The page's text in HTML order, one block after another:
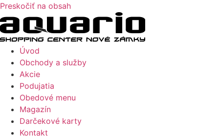
Preskočiť na obsah
Úvod
Obchody a služby
Akcie
Podujatia
Obedové menu
Magazín
Darčekové karty
Kontakt